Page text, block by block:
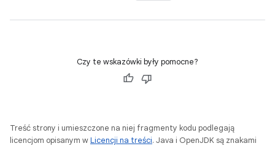
Czy te wskazówki były pomocne?
Treść strony i umieszczone na niej fragmenty kodu podlegają
licencjom opisanym wLicencji na treści. Java i OpenJDK są znakami